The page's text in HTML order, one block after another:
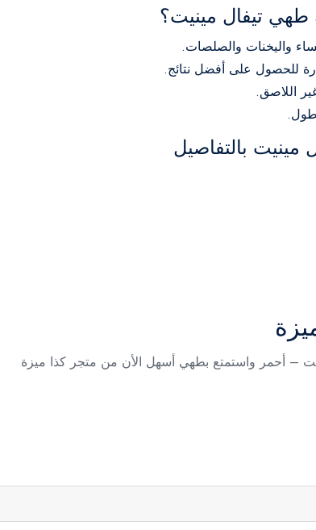
طهي تيفال مينيت؟
واليخنات والصلصات.
للحصول على أفضل نتائج.
اللاصق.
بالتفاصيل
– أحمر واستمتع بطهي أسهل الأن من متجر كذا ميزة